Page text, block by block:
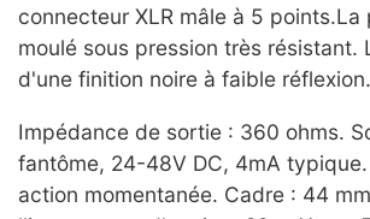
connecteur XLR mâle à 5
moulé sous pression très
d'une finition noire à faible réflexion.
Impédance de sortie : 360 ohms.
fantôme, 24-48V DC, 4mA
action momentanée. Cadre : 44